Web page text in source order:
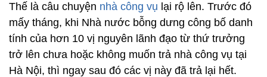
Thế là câu chuyện nhà công vụ lại rộ lên. Trước đó
mấy tháng, khi Nhà nước bỗng dưng công bố danh
tính của hơn 10 vị nguyên lãnh đạo từ thứ trưởng
trở lên chưa hoặc không muốn trả nhà công vụ tại
Hà Nội, thì ngay sau đó các vị này đã trả lại hết.